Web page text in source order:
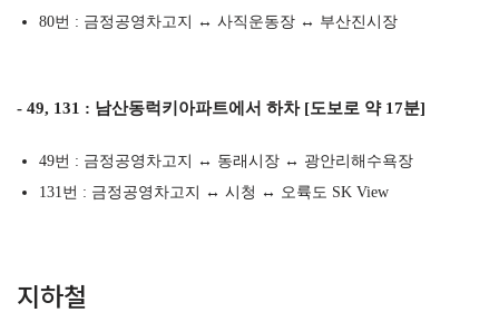
80번 : 금정공영차고지
↔ 사직운동장 ↔ 부산진시장
- 49, 131 : 남산동럭키아파트에서 하차 [도보로 약 17분]
49번 : 금정공영차고지 ↔ 동래시장 ↔ 광안리해수욕장
131번 : 금정공영차고지 ↔ 시청 ↔ 오륙도 SK View
지하철